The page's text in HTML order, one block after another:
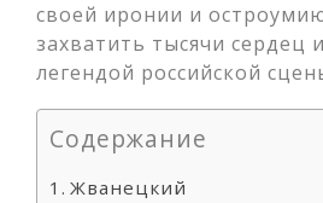
своей иронии и
захватить тысячи сердец
легендой российской
Содержание
Жванецкий